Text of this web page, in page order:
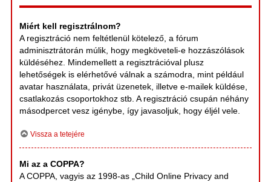
Miért kell regisztrálnom?
A regisztráció nem feltétlenül kötelező, a fórum
adminisztrátorán múlik, hogy megköveteli-e hozzászólások
küldéséhez. Mindemellett a regisztrációval plusz
lehetőségek is elérhetővé válnak a számodra, mint például
avatar használata, privát üzenetek, illetve e-mailek küldése,
csatlakozás csoportokhoz stb. A regisztráció csupán néhány
másodpercet vesz igénybe, így javasoljuk, hogy éljél vele.
Vissza a tetejére
Mi az a COPPA?
A COPPA, vagyis az 1998-as „Child Online Privacy and